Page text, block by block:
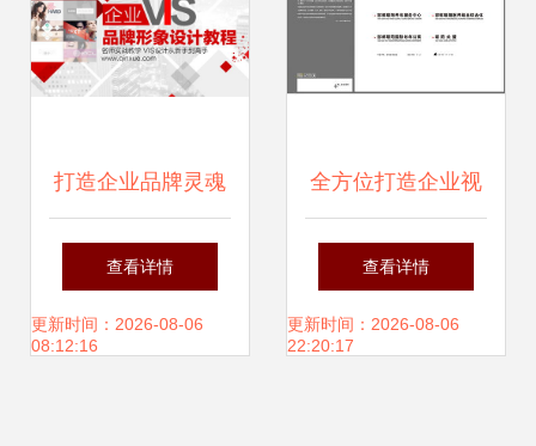
打造企业品牌灵魂
VIS核心设计实战
教程
查看详情
更新时间：2026-08-06
08:12:16
全方位打造企业视
觉形象 从VI体系到
礼品设计的系统化
查看详情
更新时间：2026-08-06
22:20:17